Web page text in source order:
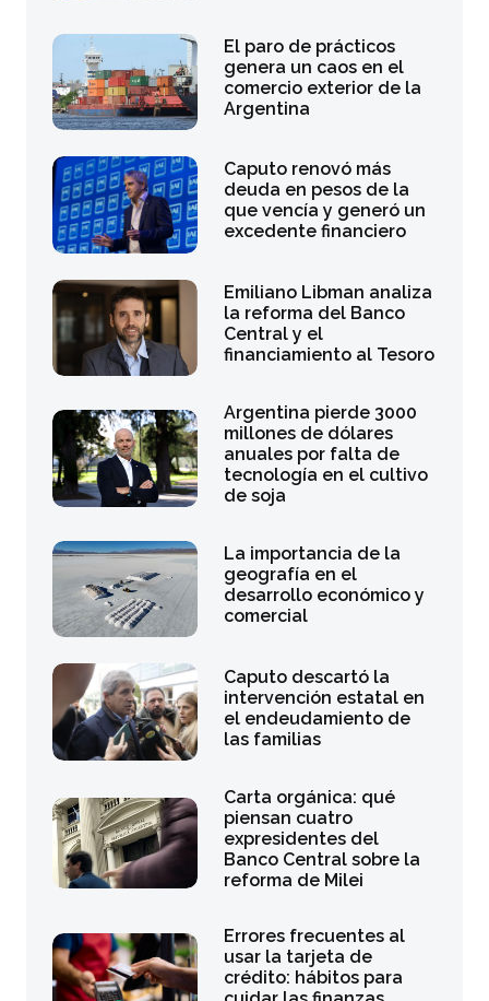
El paro de prácticos
genera un caos en el
comercio exterior de la
Argentina
Caputo renovó más
deuda en pesos de la
que vencía y generó un
excedente financiero
Emiliano Libman analiza
la reforma del Banco
Central y el
financiamiento al Tesoro
Argentina pierde 3000
millones de dólares
anuales por falta de
tecnología en el cultivo
de soja
La importancia de la
geografía en el
desarrollo económico y
comercial
Caputo descartó la
intervención estatal en
el endeudamiento de
las familias
Carta orgánica: qué
piensan cuatro
expresidentes del
Banco Central sobre la
reforma de Milei
Errores frecuentes al
usar la tarjeta de
crédito: hábitos para